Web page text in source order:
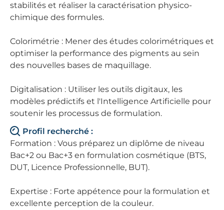
stabilités et réaliser la caractérisation physico-
chimique des formules.
Colorimétrie : Mener des études colorimétriques et
optimiser la performance des pigments au sein
des nouvelles bases de maquillage.
Digitalisation : Utiliser les outils digitaux, les
modèles prédictifs et l'Intelligence Artificielle pour
soutenir les processus de formulation.
Profil recherché :
Formation : Vous préparez un diplôme de niveau
Bac+2 ou Bac+3 en formulation cosmétique (BTS,
DUT, Licence Professionnelle, BUT).
Expertise : Forte appétence pour la formulation et
excellente perception de la couleur.